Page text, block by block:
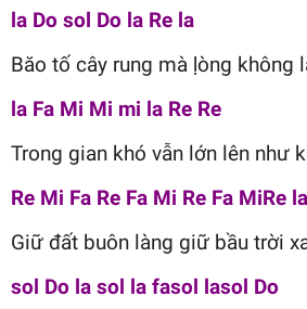
la Do sol Do la Re la
Băo tố cây rung mà ḷòng không
la Fa Mi Mi mi la Re Re
Trong gian khó vẫn lớn lên như
Re Mi Fa Re Fa Mi Re Fa MiRe la
Giữ đất buôn làng giữ bầu trời
sol Do la sol la fasol lasol Do